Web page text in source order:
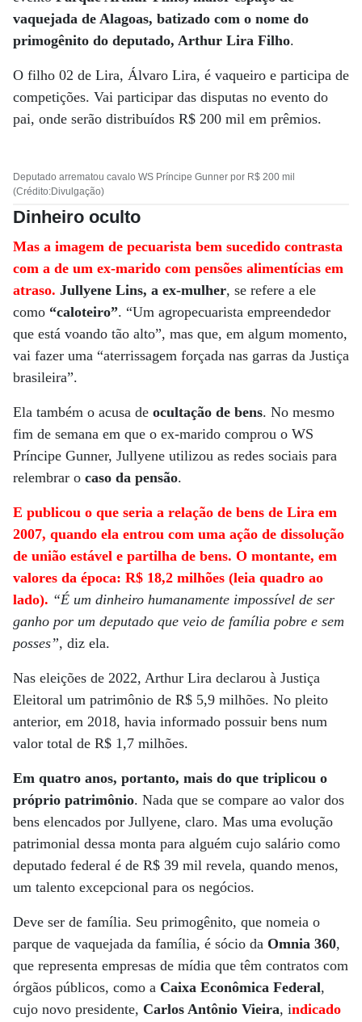
vaquejada de Alagoas, batizado com o nome do
primogênito do deputado, Arthur Lira Filho.
O filho 02 de Lira, Álvaro Lira, é vaqueiro e participa de
competições. Vai participar das disputas no evento do
pai, onde serão distribuídos R$ 200 mil em prêmios.
Deputado arrematou cavalo WS Príncipe Gunner por R$ 200 mil
(Crédito:Divulgação)
Dinheiro oculto
Mas a imagem de pecuarista bem sucedido contrasta
com a de um ex-marido com pensões alimentícias em
atraso. Jullyene Lins, a ex-mulher, se refere a ele
como “caloteiro”. “Um agropecuarista empreendedor
que está voando tão alto”, mas que, em algum momento,
vai fazer uma “aterrissagem forçada nas garras da Justiça
brasileira”.
Ela também o acusa de ocultação de bens. No mesmo
fim de semana em que o ex-marido comprou o WS
Príncipe Gunner, Jullyene utilizou as redes sociais para
relembrar o caso da pensão.
E publicou o que seria a relação de bens de Lira em
2007, quando ela entrou com uma ação de dissolução
de união estável e partilha de bens. O montante, em
valores da época: R$ 18,2 milhões (leia quadro ao
lado). “É um dinheiro humanamente impossível de ser
ganho por um deputado que veio de família pobre e sem
posses”, diz ela.
Nas eleições de 2022, Arthur Lira declarou à Justiça
Eleitoral um patrimônio de R$ 5,9 milhões. No pleito
anterior, em 2018, havia informado possuir bens num
valor total de R$ 1,7 milhões.
Em quatro anos, portanto, mais do que triplicou o
próprio patrimônio. Nada que se compare ao valor dos
bens elencados por Jullyene, claro. Mas uma evolução
patrimonial dessa monta para alguém cujo salário como
deputado federal é de R$ 39 mil revela, quando menos,
um talento excepcional para os negócios.
Deve ser de família. Seu primogênito, que nomeia o
parque de vaquejada da família, é sócio da Omnia 360,
que representa empresas de mídia que têm contratos com
órgãos públicos, como a Caixa Econômica Federal,
cujo novo presidente, Carlos Antônio Vieira, indicado